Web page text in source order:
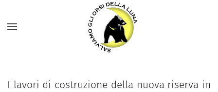
I lavori di costruzione della nuova riserva in